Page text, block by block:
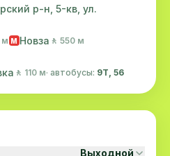
р-н, 5-кв, ул.
м M Новза 🚶 550 м
🚶 110 м· автобусы: 9Т, 56
Выходной